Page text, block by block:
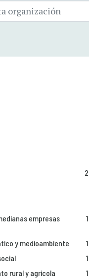
2
empresas
1
y medioambiente
1
1
rural y agrícola
1